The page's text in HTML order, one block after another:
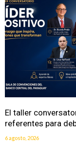
El taller
referentes para
6 agosto, 2026